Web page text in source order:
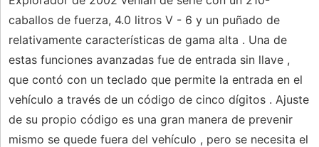
caballos de fuerza, 4.0 litros V - 6 y un puñado de
relativamente características de gama alta . Una de
estas funciones avanzadas fue de entrada sin llave ,
que contó con un teclado que permite la entrada en el
vehículo a través de un código de cinco dígitos . Ajuste
de su propio código es una gran manera de prevenir
mismo se quede fuera del vehículo , pero se necesita el